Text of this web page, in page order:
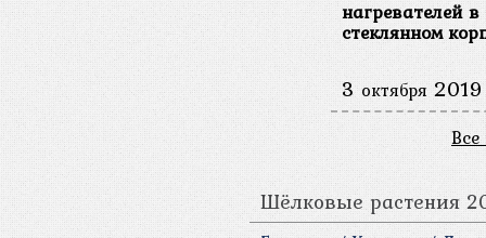
нагревателей в
стеклянном
3октября 2019
Шёлковые растения